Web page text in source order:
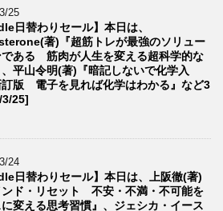
25
日替わりセール】本日は、
著)『超筋トレが最強のソリュー
である 筋肉が人生を変える超科学的な
平山令明(著)『暗記しないで化学入
版 電子を見れば化学はわかる』など3
25]
24
日替わりセール】本日は、上阪徹(著)
ンド・リセット 不安・不満・不可能を
変える思考習慣』、ジェシカ・イース